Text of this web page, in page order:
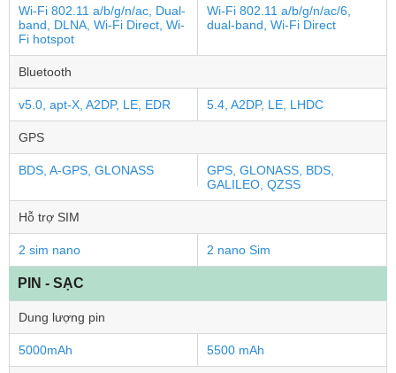
Wi-Fi 802.11 a/b/g/n/ac, Dual-
band, DLNA, Wi-Fi Direct, Wi-
Fi hotspot
Wi-Fi 802.11 a/b/g/n/ac/6,
dual-band, Wi-Fi Direct
Bluetooth
v5.0, apt-X, A2DP, LE, EDR 5.4, A2DP, LE, LHDC
GPS
BDS, A-GPS, GLONASS
GPS, GLONASS, BDS,
GALILEO, QZSS
Hỗ trợ SIM
2 sim nano 2 nano Sim
PIN - SẠC
Dung lượng pin
5000mAh 5500 mAh